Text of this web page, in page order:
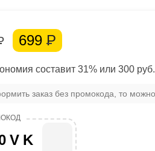
699 Р
составит 31% или 300 руб.
заказ без промокода, то